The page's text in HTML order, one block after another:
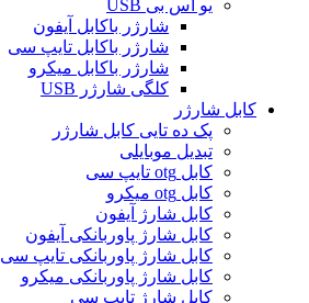
یو اس بی USB
شارژر باکابل آیفون
شارژر باکابل تایپ سی
شارژر باکابل میکرو
کلگی شارژر USB
کابل شارژر
پک ده تایی کابل شارژر
تبدیل موبایلی
کابل otg تایپ سی
کابل otg میکرو
کابل شارژ آیفون
کابل شارژ پاوربانکی آیفون
کابل شارژ پاوربانکی تایپ سی
کابل شارژ پاوربانکی میکرو
کابل شارژ تایپ سی